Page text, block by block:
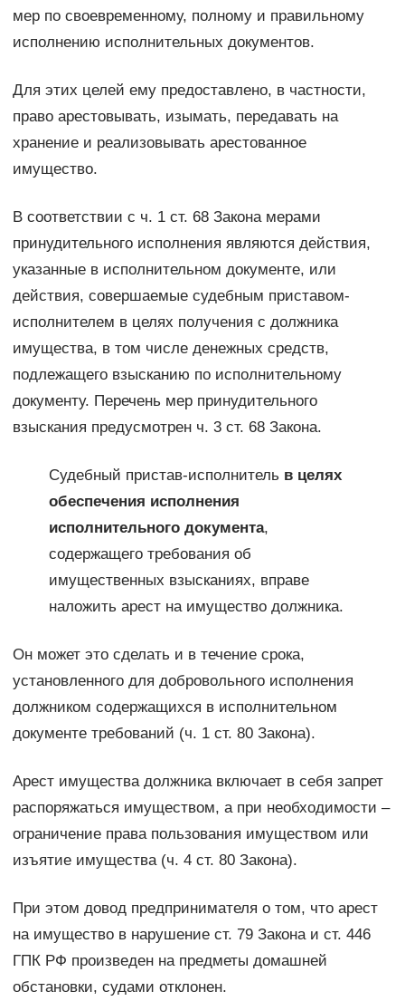
мер по своевременному, полному и правильному
исполнению исполнительных документов.
Для этих целей ему предоставлено, в частности,
право арестовывать, изымать, передавать на
хранение и реализовывать арестованное
имущество.
В соответствии с ч. 1 ст. 68 Закона мерами
принудительного исполнения являются действия,
указанные в исполнительном документе, или
действия, совершаемые судебным приставом-
исполнителем в целях получения с должника
имущества, в том числе денежных средств,
подлежащего взысканию по исполнительному
документу. Перечень мер принудительного
взыскания предусмотрен ч. 3 ст. 68 Закона.
Судебный пристав-исполнитель в целях
обеспечения исполнения
исполнительного документа,
содержащего требования об
имущественных взысканиях, вправе
наложить арест на имущество должника.
Он может это сделать и в течение срока,
установленного для добровольного исполнения
должником содержащихся в исполнительном
документе требований (ч. 1 ст. 80 Закона).
Арест имущества должника включает в себя запрет
распоряжаться имуществом, а при необходимости –
ограничение права пользования имуществом или
изъятие имущества (ч. 4 ст. 80 Закона).
При этом довод предпринимателя о том, что арест
на имущество в нарушение ст. 79 Закона и ст. 446
ГПК РФ произведен на предметы домашней
обстановки, судами отклонен.